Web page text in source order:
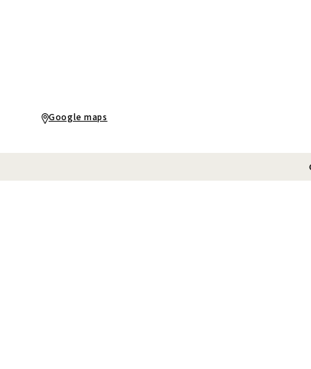
Google maps